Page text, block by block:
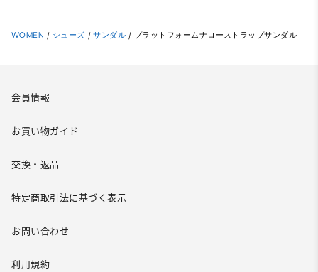
WOMEN / シューズ / サンダル / プラットフォームナローストラップサンダル
会員情報
お買い物ガイド
交換・返品
特定商取引法に基づく表示
お問い合わせ
利用規約